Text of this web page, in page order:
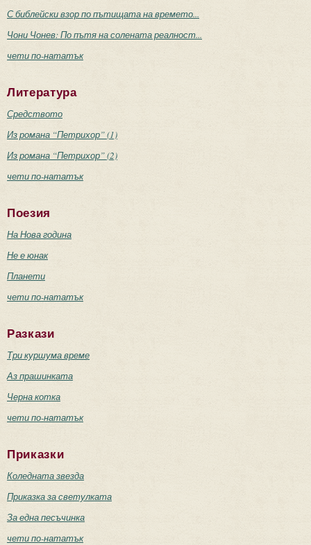
С библейски взор по пътищата на времето...
Чони Чонев: По пътя на солената реалност...
чети по-нататък
Литература
Средството
Из романа “Петрихор” (1)
Из романа “Петрихор” (2)
чети по-нататък
Поезия
На Нова година
Не е юнак
Планети
чети по-нататък
Разкази
Три куршума време
Аз прашинката
Черна котка
чети по-нататък
Приказки
Коледната звезда
Приказка за светулката
За една песъчинка
чети по-нататък